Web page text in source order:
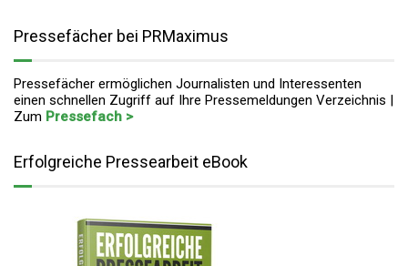
Pressefächer bei PRMaximus
Pressefächer ermöglichen Journalisten und Interessenten
einen schnellen Zugriff auf Ihre Pressemeldungen Verzeichnis |
Zum Pressefach >
Erfolgreiche Pressearbeit eBook